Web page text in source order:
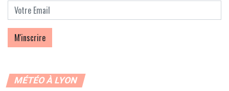
MÉTÉO À LYON